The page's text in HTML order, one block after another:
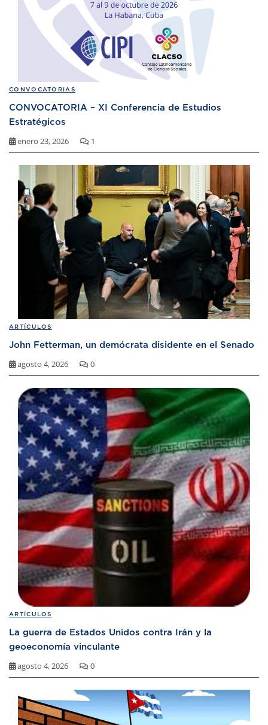
CONVOCATORIAS
CONVOCATORIA – XI Conferencia de Estudios
Estratégicos
enero 23, 2026 1
ARTÍCULOS
John Fetterman, un demócrata disidente en el Senado
agosto 4, 2026 0
ARTÍCULOS
La guerra de Estados Unidos contra Irán y la
geoeconomía vinculante
agosto 4, 2026 0